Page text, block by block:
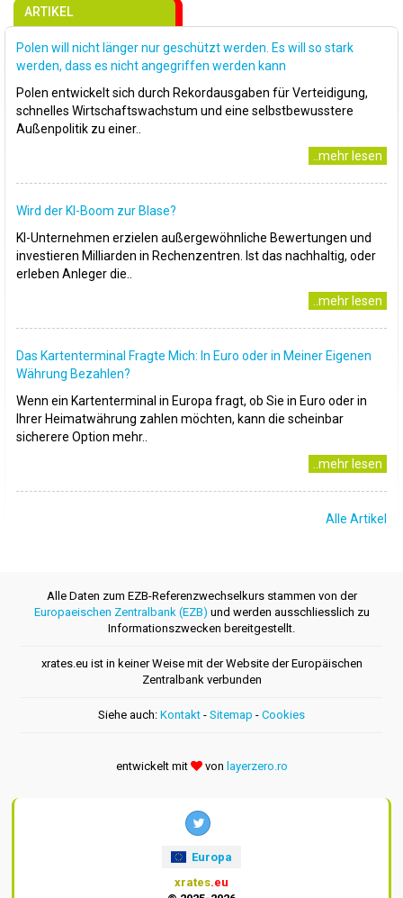
ARTIKEL
Polen will nicht länger nur geschützt werden. Es will so stark
werden, dass es nicht angegriffen werden kann
Polen entwickelt sich durch Rekordausgaben für Verteidigung,
schnelles Wirtschaftswachstum und eine selbstbewusstere
Außenpolitik zu einer..
..mehr lesen
Wird der KI-Boom zur Blase?
KI-Unternehmen erzielen außergewöhnliche Bewertungen und
investieren Milliarden in Rechenzentren. Ist das nachhaltig, oder
erleben Anleger die..
..mehr lesen
Das Kartenterminal Fragte Mich: In Euro oder in Meiner Eigenen
Währung Bezahlen?
Wenn ein Kartenterminal in Europa fragt, ob Sie in Euro oder in
Ihrer Heimatwährung zahlen möchten, kann die scheinbar
sicherere Option mehr..
..mehr lesen
Alle Artikel
Alle Daten zum EZB-Referenzwechselkurs stammen von der
Europaeischen Zentralbank (EZB) und werden ausschliesslich zu
Informationszwecken bereitgestellt.
xrates.eu ist in keiner Weise mit der Website der Europäischen
Zentralbank verbunden
Siehe auch: Kontakt - Sitemap - Cookies
entwickelt mit von layerzero.ro
Europa
xrates.eu